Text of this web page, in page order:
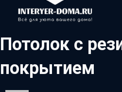
Потолок с
покрытием